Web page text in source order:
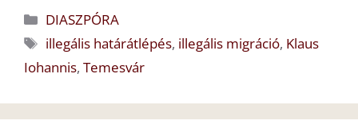
Kategória
DIASZPÓRA
Címkék
illegális határátlépés, illegális migráció, Klaus
Iohannis, Temesvár